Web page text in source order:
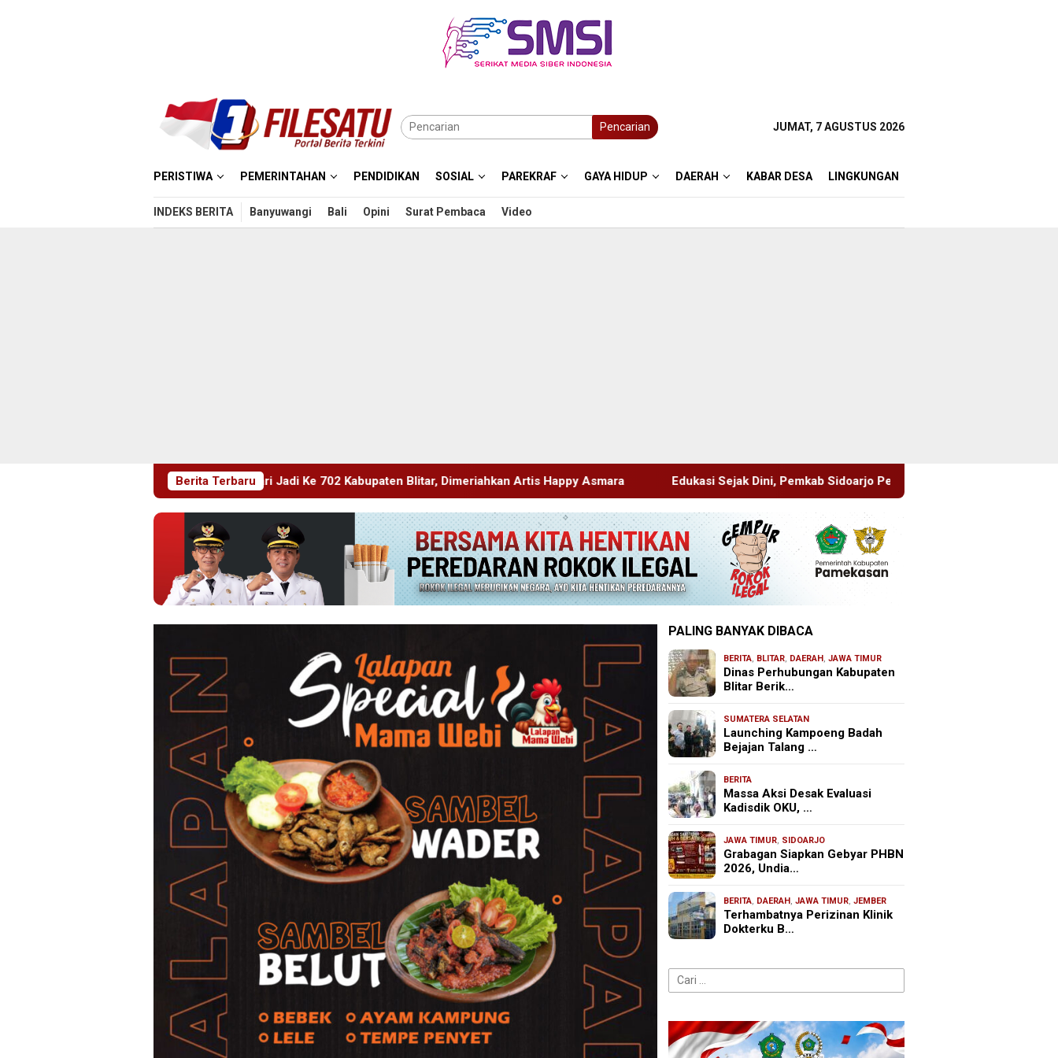
Pencarian JUMAT, 7 AGUSTUS 2026
PERISTIWA PEMERINTAHAN PENDIDIKAN SOSIAL PAREKRAF GAYA HIDUP DAERAH KABAR DESA LINGKUNGAN
INDEKS BERITA Banyuwangi Bali Opini Surat Pembaca Video
Berita Terbaru
HUT RI Ke 81 Dan Hari Jadi Ke 702 Kabupaten Blitar, Dimeriahkan Artis Happy Asmara Edukasi Sejak Dini, Pemkab Sidoarjo Perkuat Pencegahan HIV di Kalangan Remaja
PALING BANYAK DIBACA
BERITA, BLITAR, DAERAH ,JAWA TIMUR
Dinas Perhubungan Kabupaten
Blitar Berik…
SUMATERA SELATAN
Launching Kampoeng Badah
Bejajan Talang …
BERITA
Massa Aksi Desak Evaluasi
Kadisdik OKU, …
JAWA TIMUR, SIDOARJO
Grabagan Siapkan Gebyar PHBN
2026, Undia…
BERITA, DAERAH ,JAWA TIMUR,JEMBER
Terhambatnya Perizinan Klinik
Dokterku B…
Cari
untuk: